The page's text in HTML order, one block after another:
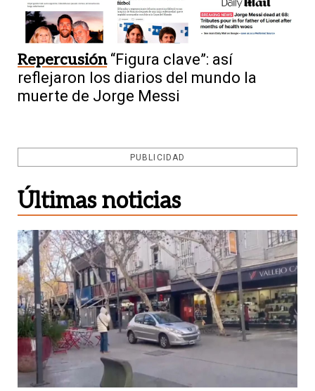
Repercusión “Figura clave”: así
reflejaron los diarios del mundo la
muerte de Jorge Messi
PUBLICIDAD
Últimas noticias